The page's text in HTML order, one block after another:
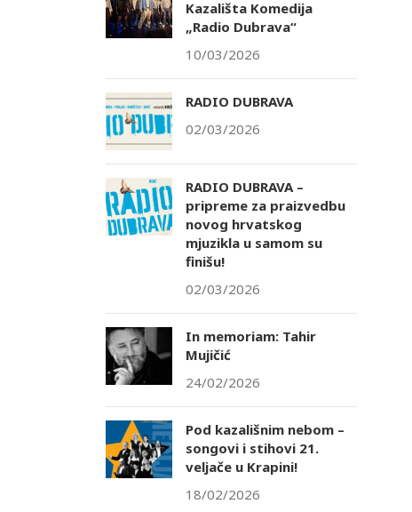
Kazališta Komedija
„Radio Dubrava“
10/03/2026
RADIO DUBRAVA
02/03/2026
RADIO DUBRAVA –
pripreme za praizvedbu
novog hrvatskog
mjuzikla u samom su
finišu!
02/03/2026
In memoriam: Tahir
Mujičić
24/02/2026
Pod kazališnim nebom –
songovi i stihovi 21.
veljače u Krapini!
18/02/2026